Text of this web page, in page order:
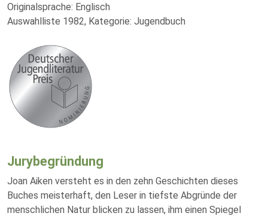
Originalsprache: Englisch
Auswahlliste 1982, Kategorie: Jugendbuch
Jurybegründung
Joan Aiken versteht es in den zehn Geschichten dieses
Buches meisterhaft, den Leser in tiefste Abgründe der
menschlichen Natur blicken zu lassen, ihm einen Spiegel